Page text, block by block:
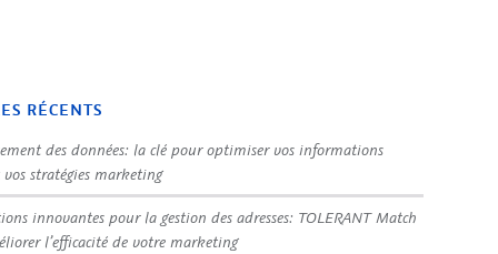
RÉCENTS
des données: la clé pour optimiser vos informations
stratégies marketing
innovantes pour la gestion des adresses: TOLERANT Match
l’efficacité de votre marketing